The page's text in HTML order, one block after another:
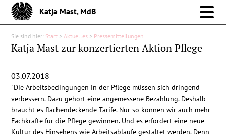
Katja Mast, MdB
Meine Arbeit im Bund
Über mich
Aktuelles
Sie sind hier: Start > Aktuelles > Pressemitteilungen
Katja Mast zur konzertierten Aktion Pflege
03.07.2018
"Die Arbeitsbedingungen in der Pflege müssen sich dringend
verbessern. Dazu gehört eine angemessene Bezahlung. Deshalb
braucht es flächendeckende Tarife. Nur so können wir auch mehr
Fachkräfte für die Pflege gewinnen. Und es erfordert eine neue
Kultur des Hinsehens wie Arbeitsabläufe gestaltet werden. Denn